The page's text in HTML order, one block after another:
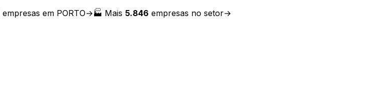
empresas em PORTO→🏭 Mais 5.846 empresas no setor→